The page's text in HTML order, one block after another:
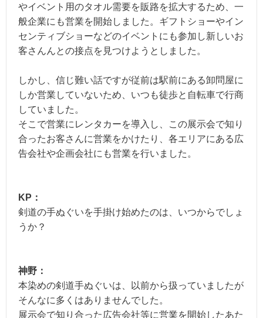
やイベント用のタオル需要を販路を拡大するため、一
般企業にも営業を開始しました。ギフトショーやイン
センティブショーなどのイベントにも参加し新しいお
客さんんとの接点を見つけようとしました。
しかし、信じ難い話ですが従前は駅前にある卸問屋に
しか営業していないため、いつも徒歩と自転車で行商
していました。
そこで営業にレンタカーを導入し、この展示会で知り
合ったお客さんに営業をかけたり、各エリアにある広
告会社や企画会社にも営業を行いました。
KP：
剣道の手ぬぐいを手掛け始めたのは、いつからでしょ
うか？
神野：
本染めの剣道手ぬぐいは、以前から扱っていましたが
そんなに多くはありませんでした。
展示会で知り合った広告会社等に営業を開始したあた